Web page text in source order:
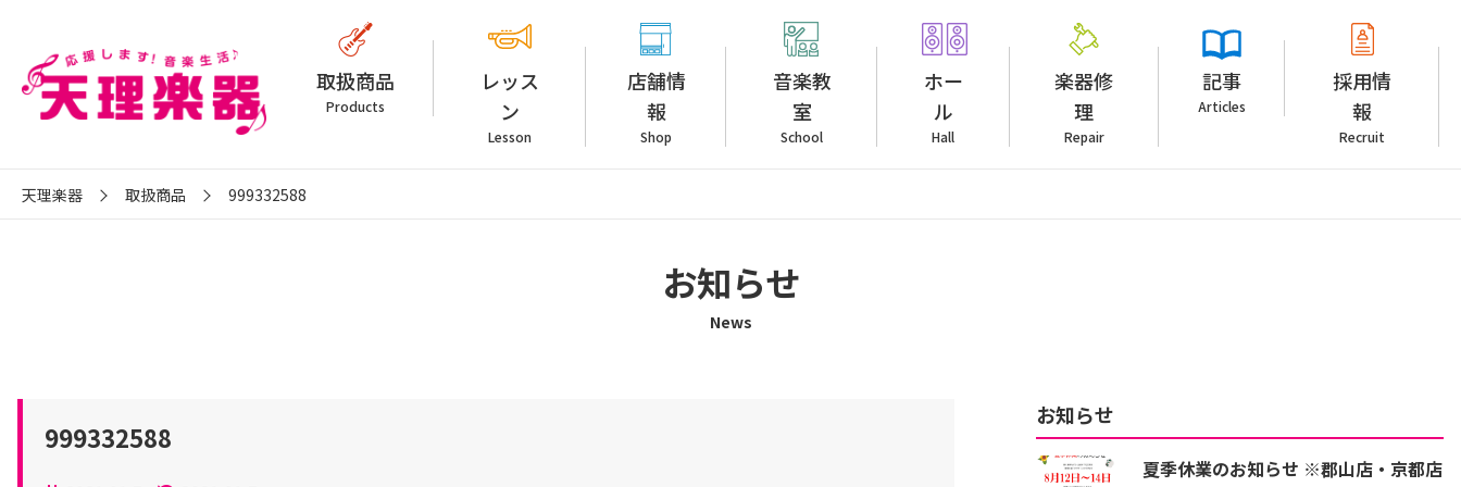
取扱商品
Products
レッス
ン
Lesson
店舗情
報
Shop
音楽教
室
School
ホー
ル
Hall
楽器修
理
Repair
記事
Articles
採用情
報
Recruit
天理楽器 取扱商品 999332588
お知らせ
News
999332588
お知らせ
夏季休業のお知らせ ※郡山店・京都店